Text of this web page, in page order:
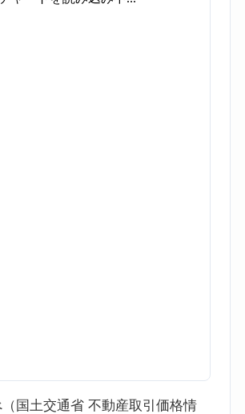
国土交通省 不動産取引価格情